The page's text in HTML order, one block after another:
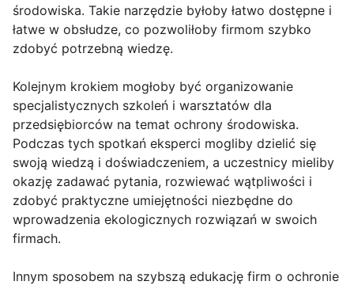
środowiska. Takie narzędzie byłoby łatwo dostępne i
łatwe w obsłudze, co pozwoliłoby firmom szybko
zdobyć potrzebną wiedzę.
Kolejnym krokiem mogłoby być organizowanie
specjalistycznych szkoleń i warsztatów dla
przedsiębiorców na temat ochrony środowiska.
Podczas tych spotkań eksperci mogliby dzielić się
swoją wiedzą i doświadczeniem, a uczestnicy mieliby
okazję zadawać pytania, rozwiewać wątpliwości i
zdobyć praktyczne umiejętności niezbędne do
wprowadzenia ekologicznych rozwiązań w swoich
firmach.
Innym sposobem na szybszą edukację firm o ochronie